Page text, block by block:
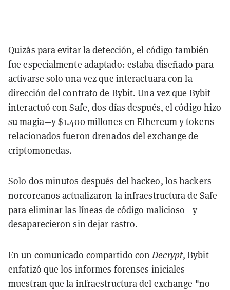
Quizás para evitar la detección, el código también
fue especialmente adaptado: estaba diseñado para
activarse solo una vez que interactuara con la
dirección del contrato de Bybit. Una vez que Bybit
interactuó con Safe, dos días después, el código hizo
su magia—y $1.400 millones enEthereumy tokens
relacionados fueron drenados del exchange de
criptomonedas.
Solo dos minutos después del hackeo, los hackers
norcoreanos actualizaron la infraestructura de Safe
para eliminar las líneas de código malicioso—y
desaparecieron sin dejar rastro.
En un comunicado compartido conDecrypt, Bybit
enfatizó que los informes forenses iniciales
muestran que la infraestructura del exchange "no